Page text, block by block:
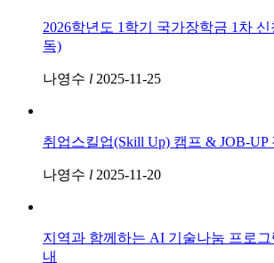
2026학년도 1학기 국가장학금 1차
독)
나영수 l 2025-11-25
취업스킬업(Skill Up) 캠프 & JOB-UP
나영수 l 2025-11-20
지역과 함께하는 AI 기술나눔 프로
내